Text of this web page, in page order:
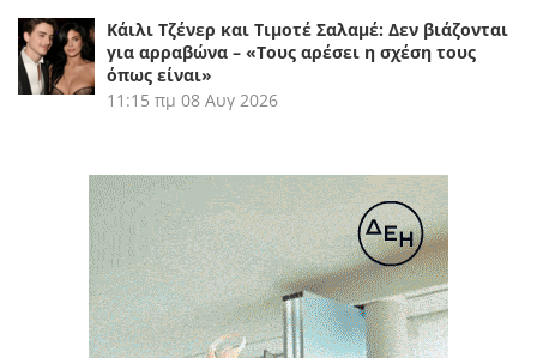
Κάιλι Τζένερ και Τιμοτέ Σαλαμέ: Δεν βιάζονται
για αρραβώνα – «Τους αρέσει η σχέση τους
όπως είναι»
11:15 πμ 08 Αυγ 2026